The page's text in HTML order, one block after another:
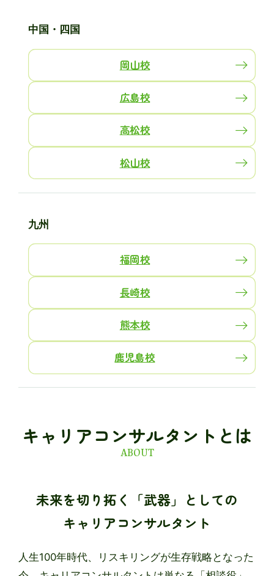
中国・四国
岡山校
広島校
高松校
松山校
九州
福岡校
長崎校
熊本校
鹿児島校
キャリアコンサルタントとは
ABOUT
未来を切り拓く「武器」としての
キャリアコンサルタント
人生100年時代、リスキリングが生存戦略となった